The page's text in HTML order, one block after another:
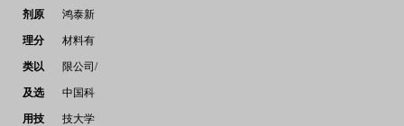
剂原
理分
类以
及选
用技
鸿泰新
材料有
限公司 /
中国科
技大学